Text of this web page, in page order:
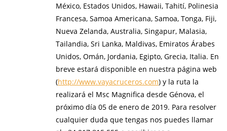
México, Estados Unidos, Hawaii, Tahití, Polinesia
Francesa, Samoa Americana, Samoa, Tonga, Fiji,
Nueva Zelanda, Australia, Singapur, Malasia,
Tailandia, Sri Lanka, Maldivas, Emiratos Árabes
Unidos, Omán, Jordania, Egipto, Grecia, Italia. En
breve estará disponible en nuestra página web
(http://www.vayacruceros.com) y la ruta la
realizará el Msc Magnifica desde Génova, el
próximo día 05 de enero de 2019. Para resolver
cualquier duda que tengas nos puedes llamar